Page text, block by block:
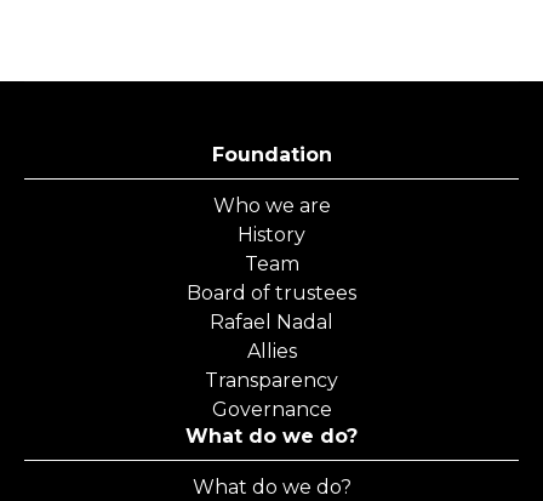
Foundation
Who we are
History
Team
Board of trustees
Rafael Nadal
Allies
Transparency
Governance
What do we do?
What do we do?